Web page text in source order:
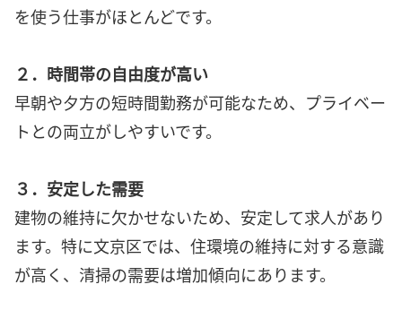
を使う仕事がほとんどです。
２．時間帯の自由度が高い
早朝や夕方の短時間勤務が可能なため、プライベー
トとの両立がしやすいです。
３．安定した需要
建物の維持に欠かせないため、安定して求人があり
ます。特に文京区では、住環境の維持に対する意識
が高く、清掃の需要は増加傾向にあります。